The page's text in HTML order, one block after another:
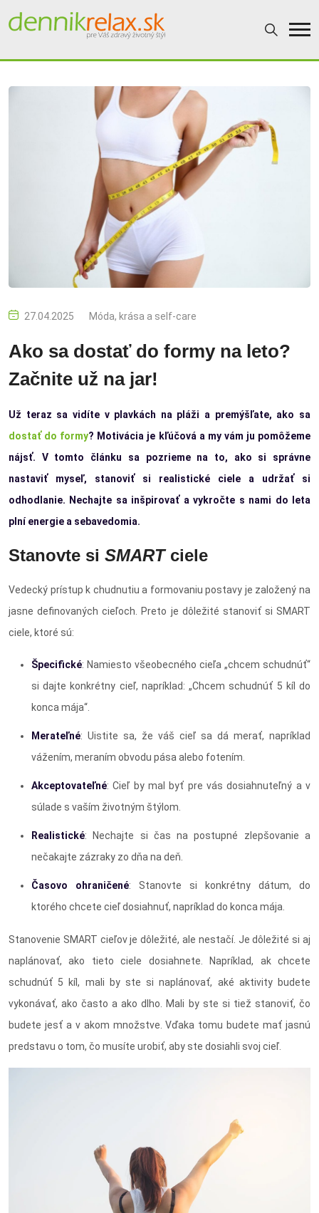
27.04.2025 Móda, krása a self-care
Ako sa dostať do formy na leto?
Začnite už na jar!
Už teraz sa vidíte v plavkách na pláži a premýšľate, ako sa
dostať do formy? Motivácia je kľúčová a my vám ju pomôžeme
nájsť. V tomto článku sa pozrieme na to, ako si správne
nastaviť myseľ, stanoviť si realistické ciele a udržať si
odhodlanie. Nechajte sa inšpirovať a vykročte s nami do leta
plní energie a sebavedomia.
Stanovte si SMARTciele
Vedecký prístup k chudnutiu a formovaniu postavy je založený na
jasne definovaných cieľoch. Preto je dôležité stanoviť si SMART
ciele, ktoré sú:
Špecifické: Namiesto všeobecného cieľa „chcem schudnúť“
si dajte konkrétny cieľ, napríklad: „Chcem schudnúť 5 kíl do
konca mája“.
Merateľné: Uistite sa, že váš cieľ sa dá merať, napríklad
vážením, meraním obvodu pása alebo fotením.
Akceptovateľné: Cieľ by mal byť pre vás dosiahnuteľný a v
súlade s vaším životným štýlom.
Realistické: Nechajte si čas na postupné zlepšovanie a
nečakajte zázraky zo dňa na deň.
Časovo ohraničené: Stanovte si konkrétny dátum, do
ktorého chcete cieľ dosiahnuť, napríklad do konca mája.
Stanovenie SMART cieľov je dôležité, ale nestačí. Je dôležité si aj
naplánovať, ako tieto ciele dosiahnete. Napríklad, ak chcete
schudnúť 5 kíl, mali by ste si naplánovať, aké aktivity budete
vykonávať, ako často a ako dlho. Mali by ste si tiež stanoviť, čo
budete jesť a v akom množstve. Vďaka tomu budete mať jasnú
predstavu o tom, čo musíte urobiť, aby ste dosiahli svoj cieľ.